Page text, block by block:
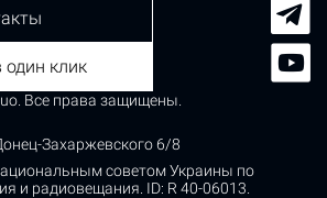
Все права защищены.
Захаржевского 6/8
советом Украины по
и радиовещания. ID: R 40-06013.
клик